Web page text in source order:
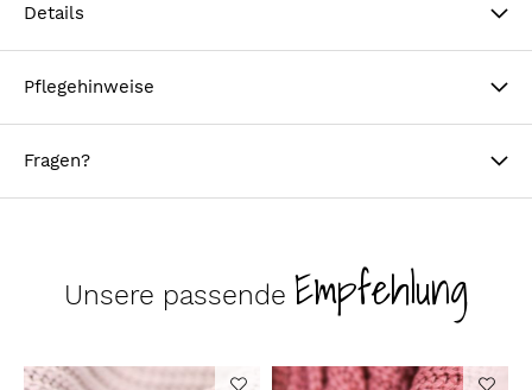
Details
Pflegehinweise
Fragen?
Unsere passende Empfehlung